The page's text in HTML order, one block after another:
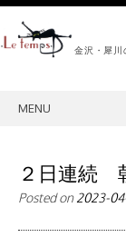
金沢・犀川
MENU
２日連続
Posted on2023-